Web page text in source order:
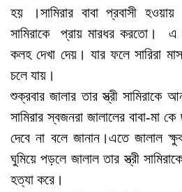
হয় ।সামিরার বাবা প্রবাসী
সামিরাকে প্রায় মারধর করতো। এ
কলহ দেখা দেয়। যার ফলে সারিরা
চলে যায়।
শুক্রবার জালার তার স্ত্রী সামিরাকে
সামিরার স্বজনরা জালালের বাবা-মা
দেবে না বলে জানান।এতে জালাল
ঘুমিয়ে পড়লে জালাল তার স্ত্রী
হত্যা করে।